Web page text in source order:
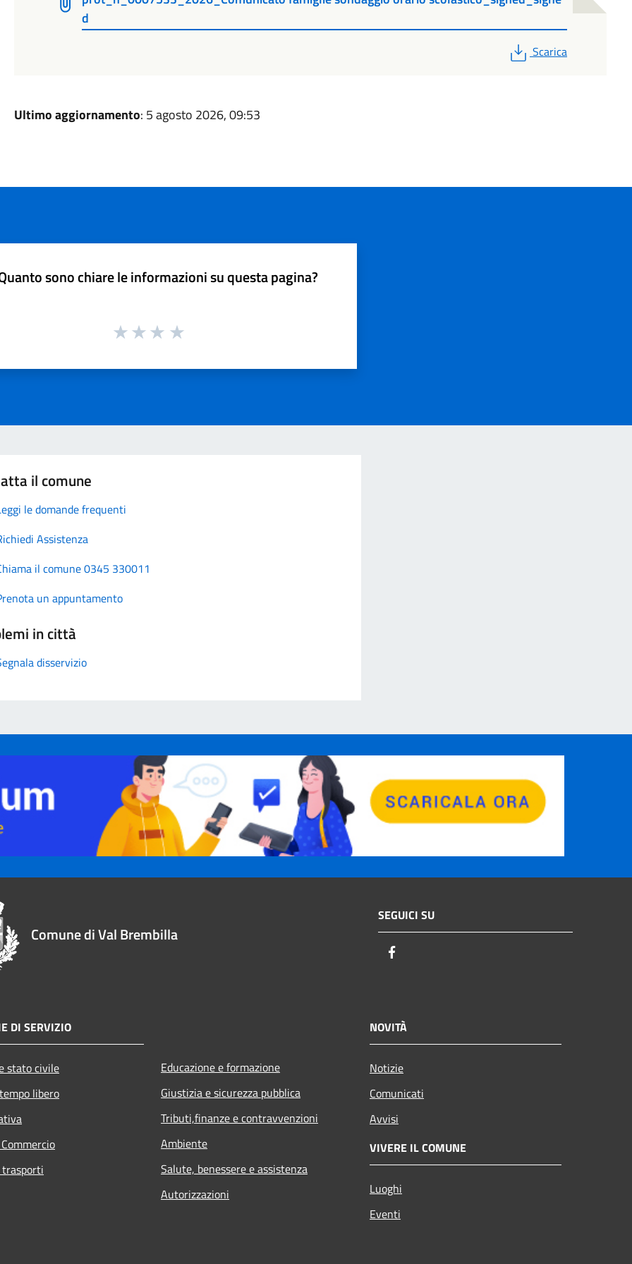
d
PDF
Scarica
Ultimo aggiornamento: 5 agosto 2026, 09:53
sono chiare le informazioni su questa pagina?
il comune
le domande frequenti
Assistenza
il comune 0345 330011
un appuntamento
in città
disservizio
Comune di Val Brembilla
SEGUICI SU
DI SERVIZIO
stato civile
libero
Educazione e formazione
Giustizia e sicurezza pubblica
Tributi,finanze e contravvenzioni
Ambiente
Salute, benessere e assistenza
Autorizzazioni
NOVITÀ
Notizie
Comunicati
Avvisi
VIVERE IL COMUNE
Luoghi
Eventi